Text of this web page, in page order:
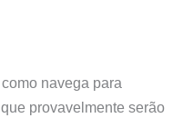
navega para
provavelmente serão